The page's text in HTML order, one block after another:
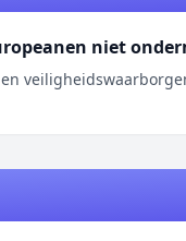
niet